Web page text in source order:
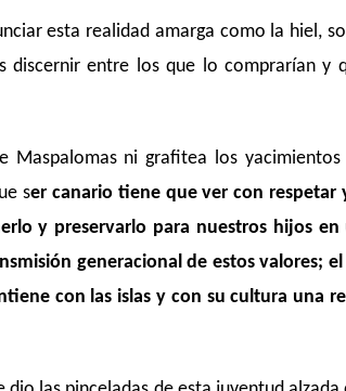
esta realidad amarga como la hiel,
discernir entre los que lo comprarían y
Maspalomas ni grafitea los
ser canario tiene que ver con respetar
y preservarlo para nuestros hijos
generacional de estos valores;
con las islas y con su cultura una